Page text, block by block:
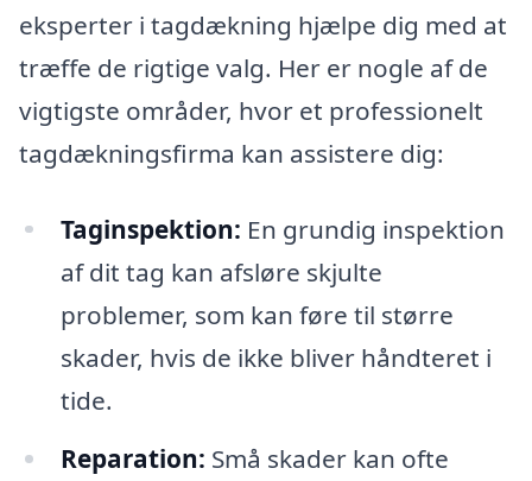
eksperter i tagdækning hjælpe dig med at
træffe de rigtige valg. Her er nogle af de
vigtigste områder, hvor et professionelt
tagdækningsfirma kan assistere dig:
Taginspektion: En grundig inspektion
af dit tag kan afsløre skjulte
problemer, som kan føre til større
skader, hvis de ikke bliver håndteret i
tide.
Reparation: Små skader kan ofte